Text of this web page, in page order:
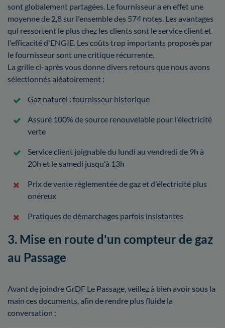
sont globalement partagées. Le fournisseur a en effet une
moyenne de 2,8 sur l'ensemble des 574 notes. Les avantages
qui ressortent le plus chez les clients sont le service client et
l'efficacité d'ENGIE. Les coûts trop importants proposés par
le fournisseur sont une critique récurrente.
La grille ci-après vous donne divers retours que nous avons
sélectionnés aléatoirement :
Gaz naturel : fournisseur historique
Assuré 100% de source renouvelable pour l'électricité
verte
Service client joignable du lundi au vendredi de 9h à
20h et le samedi jusqu'à 13h
Prix de vente réglementée de gaz et d'électricité plus
onéreux
Pratiques de démarchages parfois insistantes
3. Mise en route d'un compteur de gaz
au Passage
Avant de joindre GrDF Le Passage, veillez à bien avoir sous la
main ces documents, afin de rendre plus fluide la
conversation :